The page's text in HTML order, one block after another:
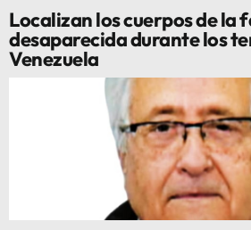
Localizan los cuerpos de la
desaparecida durante los
Venezuela